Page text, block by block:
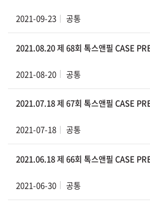
2021-09-23 공통
2021.08.20 제 68회 톡스앤필 CASE
2021-08-20 공통
2021.07.18 제 67회 톡스앤필 CASE
2021-07-18 공통
2021.06.18 제 66회 톡스앤필 CASE
2021-06-30 공통